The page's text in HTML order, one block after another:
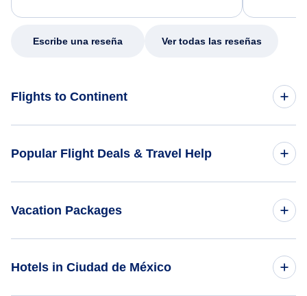
my issue.
Escribe una reseña Ver todas las reseñas
Flights to Continent
Flights to Caribbean
Popular Flight Deals & Travel Help
One Way Flights
Vacation Packages
Hotels in Ciudad de México